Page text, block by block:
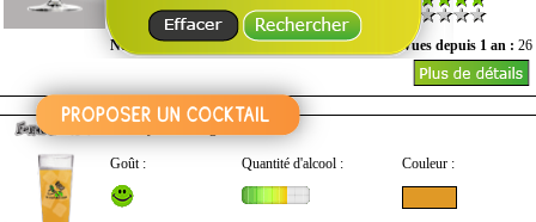
Nombre de vues du mois :0 Vues depuis 1 an : 26
Goût : Quantité d'alcool : Couleur :